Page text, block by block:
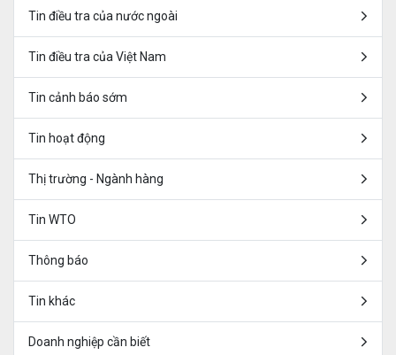
Tin điều tra của nước ngoài
Tin điều tra của Việt Nam
Tin cảnh báo sớm
Tin hoạt động
Thị trường - Ngành hàng
Tin WTO
Thông báo
Tin khác
Doanh nghiệp cần biết